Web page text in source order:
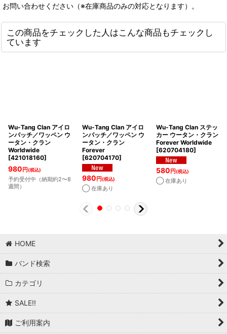
お問い合わせください（※在庫商品のみの対応となります）。
この商品をチェックした人はこんな商品もチェックし
ています
Wu-Tang Clan アイロ
ンパッチ／ワッペン ウ
ータン・クラン
Worldwide
[421018160]
980 円(税込)
予約受付中（納期約2〜8
週間）
Wu-Tang Clan アイロ
ンパッチ／ワッペン ウ
ータン・クラン
Forever
[620704170]
980 円(税込)
◯ 在庫あり
Wu-Tang Clan ステッ
カー ウータン・クラン
Forever Worldwide
[620704180]
580 円(税込)
◯ 在庫あり
HOME
バンド検索
カテゴリ
SALE!!
ご利用案内